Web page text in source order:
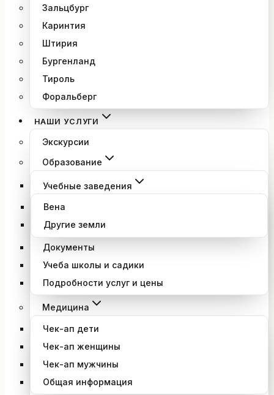
Зальцбург
Каринтия
Штирия
Бургенланд
Тироль
Форальберг
НАШИ УСЛУГИ
Экскурсии
Образование
Учебные заведения
Вена
Другие земли
Документы
Учеба школы и садики
Подробности услуг и цены
Медицина
Чек-ап дети
Чек-ап женщины
Чек-ап мужчины
Общая информация